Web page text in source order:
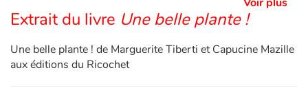
Dyslexie, troubles de la lecture
Extrait du livre Une belle plante !
Une belle plante ! de Marguerite Tiberti et Capucine Mazille
aux éditions du Ricochet